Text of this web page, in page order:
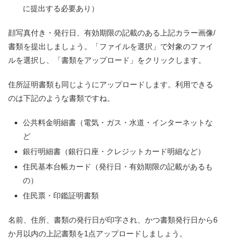
に提出する必要あり）
顔写真付き・発行日、有効期限の記載のある上記カラー画像/
書類を提出しましょう。「ファイルを選択」で対象のファイ
ルを選択し、「書類をアップロード」をクリックします。
住所証明書類も同じようにアップロードします。利用できる
のは下記のような書類ですね。
公共料金明細書（電気・ガス・水道・インターネットな
ど
銀行明細書（銀行口座・クレジットカード明細など）
住民基本台帳カード（発行日・有効期限の記載があるも
の）
住民票・印鑑証明書類
名前、住所、書類の発行日が印字され、かつ書類発行日から6
か月以内の上記書類を1点アップロードしましょう。